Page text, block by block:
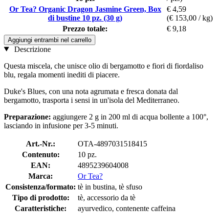
Or Tea? Organic Dragon Jasmine Green, Box
di bustine 10 pz. (30 g)
€ 4,59
(€ 153,00 / kg)
Prezzo totale:
€ 9,18
Aggiungi entrambi nel carrello
Descrizione
Questa miscela, che unisce olio di bergamotto e fiori di fiordaliso
blu, regala momenti inediti di piacere.
Duke's Blues, con una nota agrumata e fresca donata dal
bergamotto, trasporta i sensi in un'isola del Mediterraneo.
Preparazione: aggiungere 2 g in 200 ml di acqua bollente a 100°,
lasciando in infusione per 3-5 minuti.
Art.-Nr.:
OTA-4897031518415
Contenuto:
10 pz.
EAN:
4895239604008
Marca:
Or Tea?
Consistenza/formato: tè in bustina, tè sfuso
Tipo di prodotto:
tè, accessorio da tè
Caratteristiche:
ayurvedico, contenente caffeina